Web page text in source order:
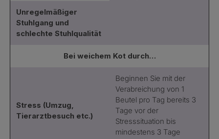
Unregelmäßiger
Stuhlgang und
schlechte Stuhlqualität
Bei weichem Kot durch…
Stress (Umzug,
Tierarztbesuch etc.)
Beginnen Sie mit der
Verabreichung von 1
Beutel pro Tag bereits 3
Tage vor der
Stresssituation bis
mindestens 3 Tage